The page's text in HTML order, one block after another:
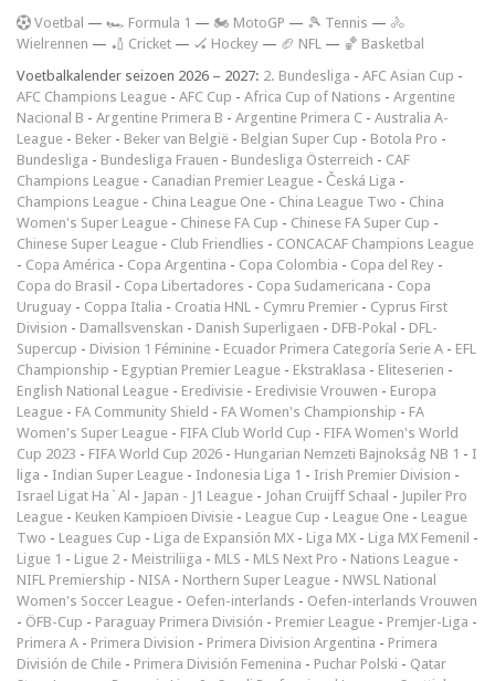
Voetbal — 🏎️ Formula 1 — 🏍 MotoGP — 🎾 Tennis — 🚴
Wielrennen — 🏏 Cricket — 🏑 Hockey — 🏈 NFL — 🏀 Basketbal
Voetbalkalender seizoen 2026 – 2027: 2. Bundesliga - AFC Asian Cup -
AFC Champions League - AFC Cup - Africa Cup of Nations - Argentine
Nacional B - Argentine Primera B - Argentine Primera C - Australia A-
League - Beker - Beker van België - Belgian Super Cup - Botola Pro -
Bundesliga - Bundesliga Frauen - Bundesliga Österreich - CAF
Champions League - Canadian Premier League - Česká Liga -
Champions League - China League One - China League Two - China
Women's Super League - Chinese FA Cup - Chinese FA Super Cup -
Chinese Super League - Club Friendlies - CONCACAF Champions League
- Copa América - Copa Argentina - Copa Colombia - Copa del Rey -
Copa do Brasil - Copa Libertadores - Copa Sudamericana - Copa
Uruguay - Coppa Italia - Croatia HNL - Cymru Premier - Cyprus First
Division - Damallsvenskan - Danish Superligaen - DFB-Pokal - DFL-
Supercup - Division 1 Féminine - Ecuador Primera Categoría Serie A - EFL
Championship - Egyptian Premier League - Ekstraklasa - Eliteserien -
English National League - Eredivisie - Eredivisie Vrouwen - Europa
League - FA Community Shield - FA Women's Championship - FA
Women's Super League - FIFA Club World Cup - FIFA Women's World
Cup 2023 - FIFA World Cup 2026 - Hungarian Nemzeti Bajnokság NB 1 - I
liga - Indian Super League - Indonesia Liga 1 - Irish Premier Division -
Israel Ligat Ha`Al - Japan - J1 League - Johan Cruijff Schaal - Jupiler Pro
League - Keuken Kampioen Divisie - League Cup - League One - League
Two - Leagues Cup - Liga de Expansión MX - Liga MX - Liga MX Femenil -
Ligue 1 - Ligue 2 - Meistriliiga - MLS - MLS Next Pro - Nations League -
NIFL Premiership - NISA - Northern Super League - NWSL National
Women's Soccer League - Oefen-interlands - Oefen-interlands Vrouwen
- ÖFB-Cup - Paraguay Primera División - Premier League - Premjer-Liga -
Primera A - Primera Division - Primera Division Argentina - Primera
División de Chile - Primera División Femenina - Puchar Polski - Qatar